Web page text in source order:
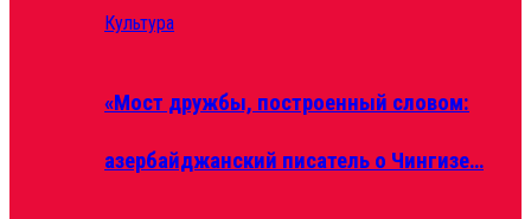
Культура
«Мост дружбы, построенный словом:
азербайджанский писатель о Чингизе…